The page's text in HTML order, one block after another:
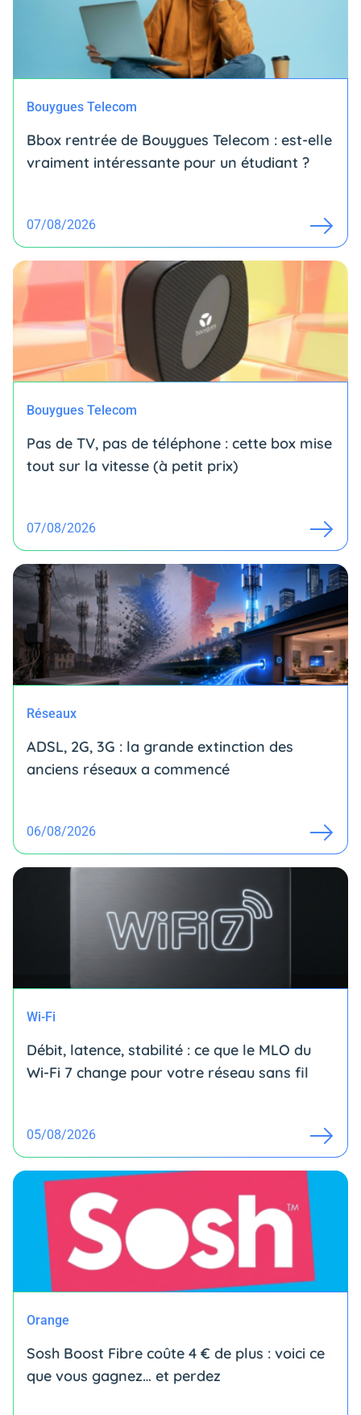
Bouygues Telecom
Bbox rentrée de Bouygues Telecom : est-elle
vraiment intéressante pour un étudiant ?
07/08/2026
Bouygues Telecom
Pas de TV, pas de téléphone : cette box mise
tout sur la vitesse (à petit prix)
07/08/2026
Réseaux
ADSL, 2G, 3G : la grande extinction des
anciens réseaux a commencé
06/08/2026
Wi-Fi
Débit, latence, stabilité : ce que le MLO du
Wi-Fi 7 change pour votre réseau sans fil
05/08/2026
Orange
Sosh Boost Fibre coûte 4 € de plus : voici ce
que vous gagnez… et perdez